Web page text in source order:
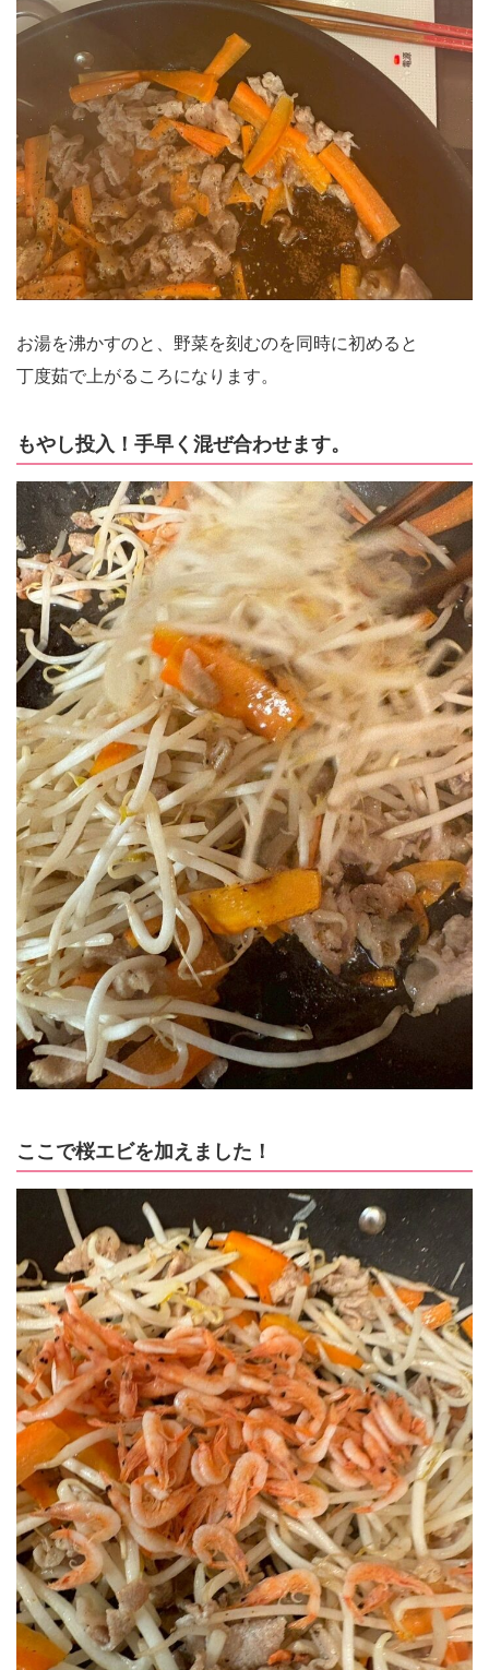
お湯を沸かすのと、野菜を刻むのを同時に初めると
丁度茹で上がるころになります。
もやし投入！手早く混ぜ合わせます。
ここで桜エビを加えました！